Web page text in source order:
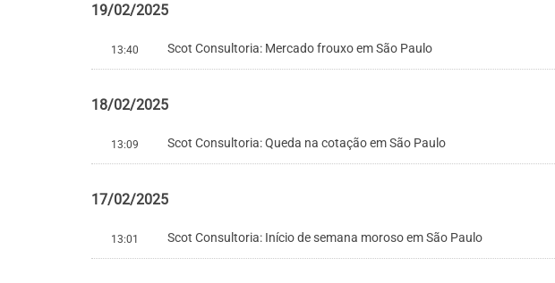
19/02/2025
13:40 Scot Consultoria: Mercado frouxo em São Paulo
18/02/2025
13:09 Scot Consultoria: Queda na cotação em São Paulo
17/02/2025
13:01 Scot Consultoria: Início de semana moroso em São Paulo